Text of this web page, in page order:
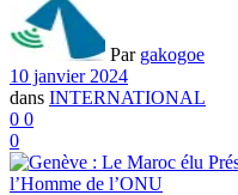
Par gakogoe
10 janvier 2024
dans INTERNATIONAL
0 0
0